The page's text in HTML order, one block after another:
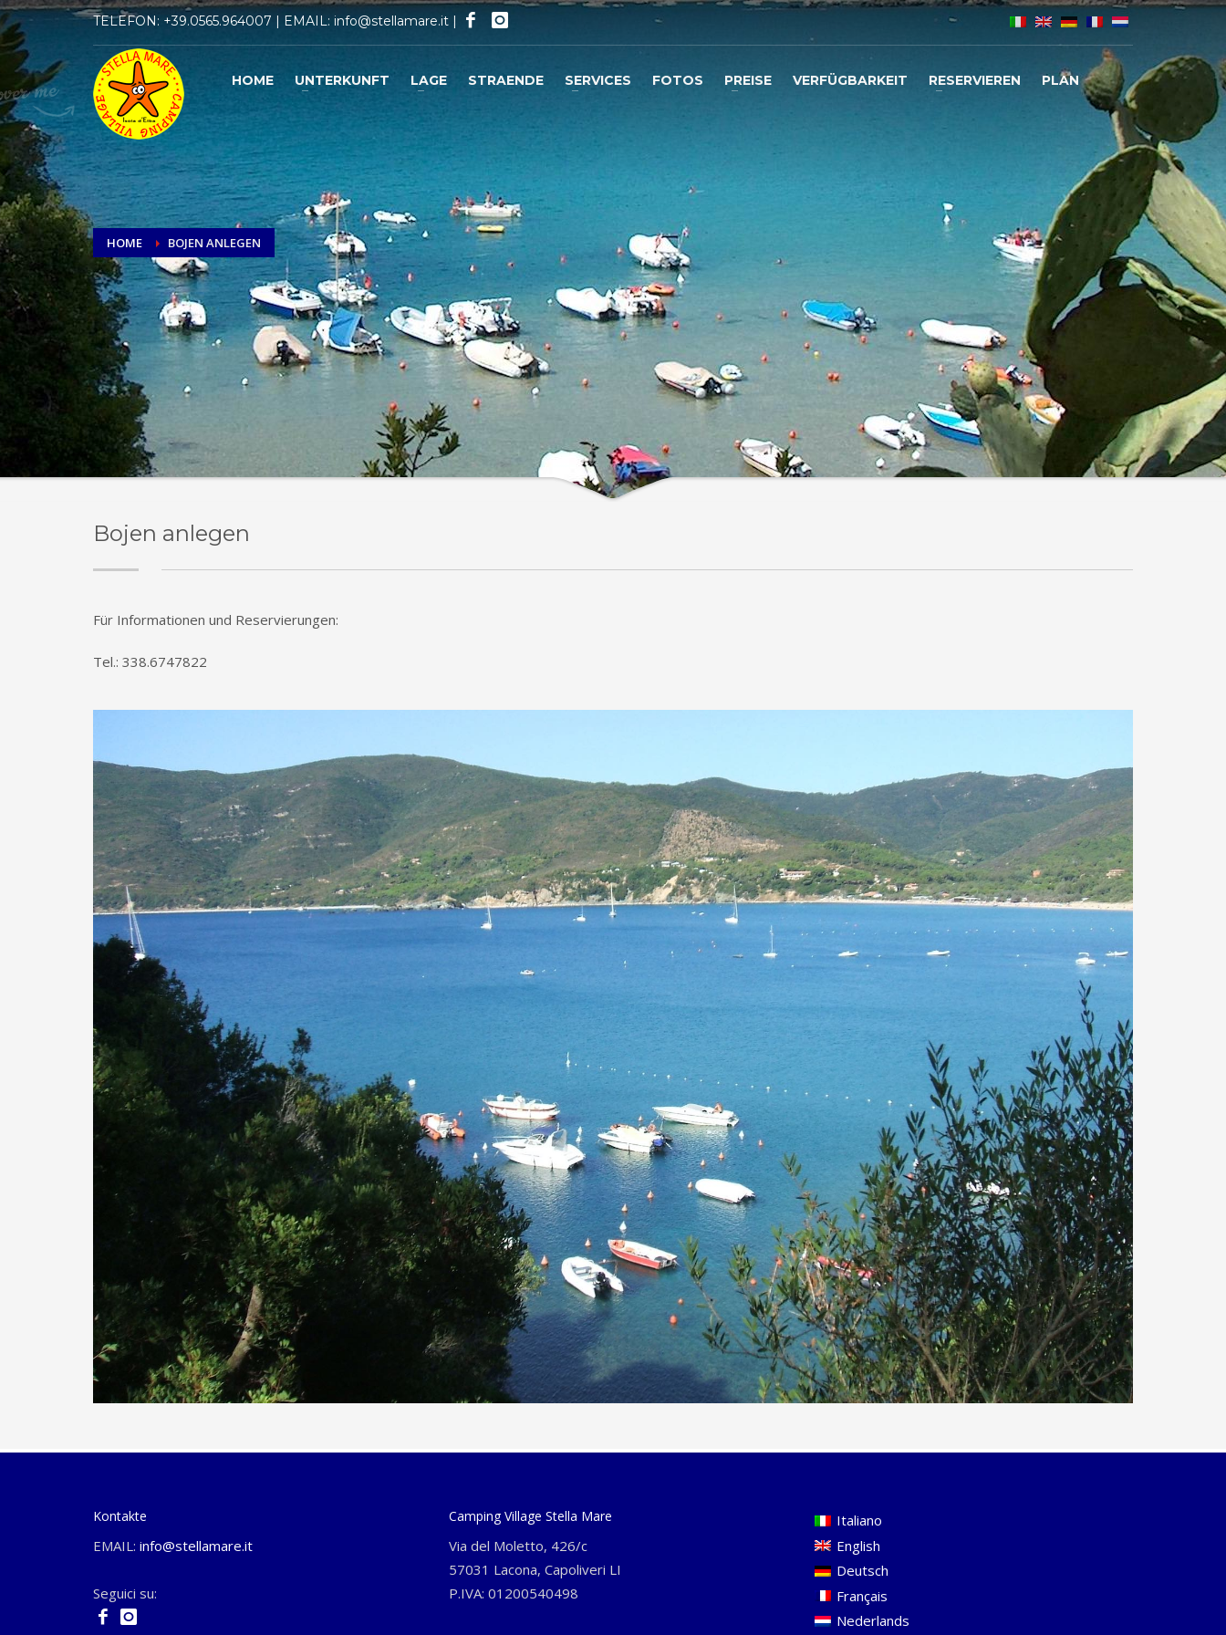
TELEFON: +39.0565.964007 | EMAIL: info@stellamare.it |
HOME UNTERKUNFT LAGE STRAENDE SERVICES FOTOS PREISE VERFÜGBARKEIT RESERVIEREN PLAN
HOME BOJEN ANLEGEN
Bojen anlegen
Für Informationen und Reservierungen:
Tel.: 338.6747822
Kontakte
EMAIL: info@stellamare.it
Seguici su:
Camping Village Stella Mare
Via del Moletto, 426/c
57031 Lacona, Capoliveri LI
P.IVA: 01200540498
Italiano
English
Deutsch
Français
Nederlands